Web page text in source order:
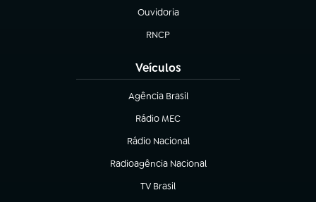
Ouvidoria
(abre em nova aba)
RNCP
(abre em nova aba)
Veículos
Agência Brasil
(abre em nova aba)
Rádio MEC
(abre em nova aba)
Rádio Nacional
Radioagência Nacional
(abre em nova aba)
TV Brasil
(abre em nova aba)